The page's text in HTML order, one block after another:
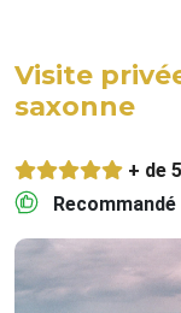
Visite
saxonne
+ de